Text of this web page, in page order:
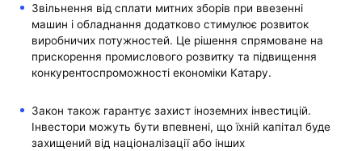
Звільнення від сплати митних зборів при ввезенні
машин і обладнання додатково стимулює розвиток
виробничих потужностей. Це рішення спрямоване на
прискорення промислового розвитку та підвищення
конкурентоспроможності економіки Катару.
Закон також гарантує захист іноземних інвестицій.
Інвестори можуть бути впевнені, що їхній капітал буде
захищений від націоналізації або інших